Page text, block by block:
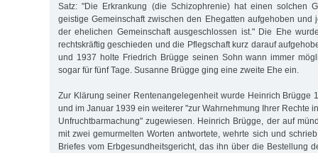
Satz: "Die Erkrankung (die Schizophrenie) hat einen solchen
geistige Gemeinschaft zwischen den Ehegatten aufgehoben und
der ehelichen Gemeinschaft ausgeschlossen ist." Die Ehe
rechtskräftig geschieden und die Pflegschaft kurz darauf
und 1937 holte Friedrich Brügge seinen Sohn wann immer
sogar für fünf Tage. Susanne Brügge ging eine zweite Ehe ein.
Zur Klärung seiner Rentenangelegenheit wurde Heinrich Brügge
und im Januar 1939 ein weiterer "zur Wahrnehmung Ihrer Rechte
Unfruchtbarmachung" zugewiesen. Heinrich Brügge, der auf
mit zwei gemurmelten Worten antwortete, wehrte sich und
Briefes vom Erbgesundheitsgericht, das ihn über die Bestellung